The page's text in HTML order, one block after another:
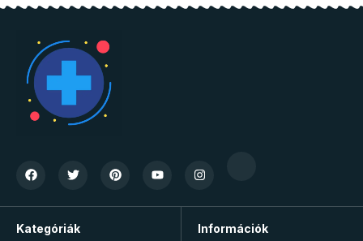
Kategóriák Információk